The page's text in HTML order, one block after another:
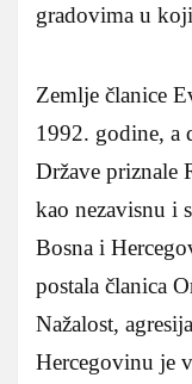
gradovima u
Zemlje članice
1992. godine, a
Države priznale
kao nezavisnu i
Bosna i
postala članica
Nažalost,
Hercegovinu je